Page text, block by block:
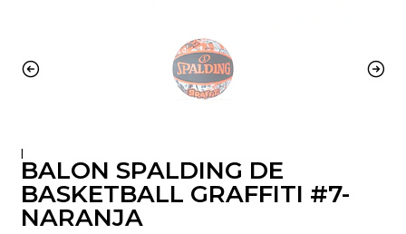
|
BALON SPALDING DE
BASKETBALL GRAFFITI #7-
NARANJA